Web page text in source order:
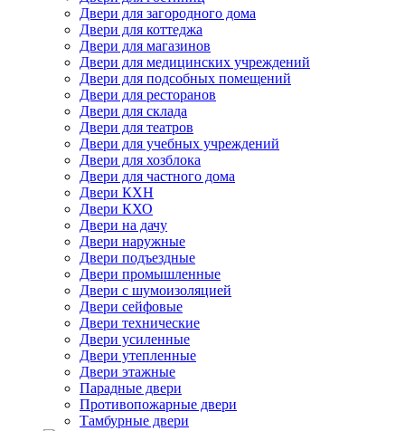
Двери для загородного дома
Двери для коттеджа
Двери для магазинов
Двери для медицинских учреждений
Двери для подсобных помещений
Двери для ресторанов
Двери для склада
Двери для театров
Двери для учебных учреждений
Двери для хозблока
Двери для частного дома
Двери КХН
Двери КХО
Двери на дачу
Двери наружные
Двери подъездные
Двери промышленные
Двери с шумоизоляцией
Двери сейфовые
Двери технические
Двери усиленные
Двери утепленные
Двери этажные
Парадные двери
Противопожарные двери
Тамбурные двери